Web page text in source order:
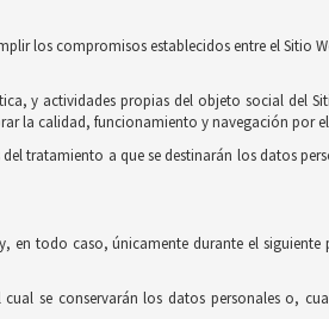
los compromisos establecidos entre el Sitio
y actividades propias del objeto social del
la calidad, funcionamiento y navegación por el
tratamiento a que se destinarán los datos
todo caso, únicamente durante el
se conservarán los datos personales o,